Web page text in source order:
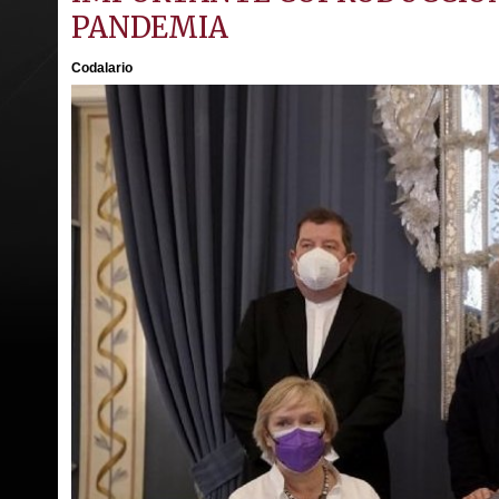
PANDEMIA
Codalario